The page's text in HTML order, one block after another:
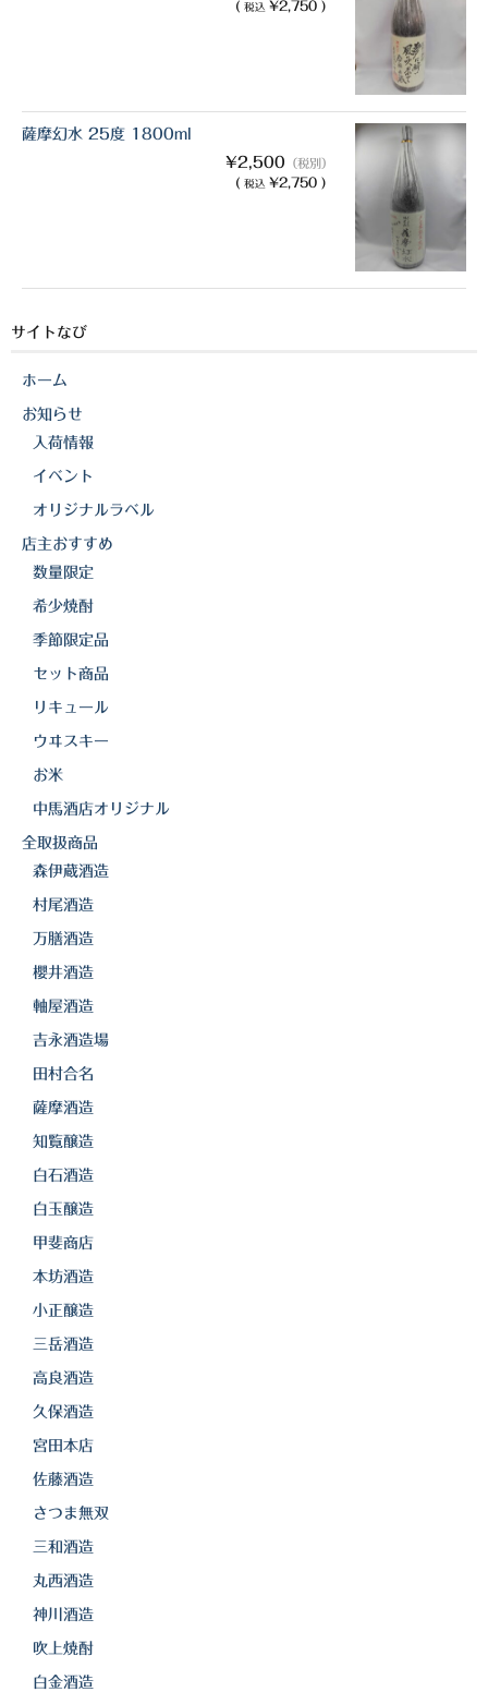
( 税込 ¥2,750 )
薩摩幻水 25度 1800ml
¥2,500 （税別）
( 税込 ¥2,750 )
サイトなび
ホーム
お知らせ
入荷情報
イベント
オリジナルラベル
店主おすすめ
数量限定
希少焼酎
季節限定品
セット商品
リキュール
ウヰスキー
お米
中馬酒店オリジナル
全取扱商品
森伊蔵酒造
村尾酒造
万膳酒造
櫻井酒造
軸屋酒造
吉永酒造場
田村合名
薩摩酒造
知覧醸造
白石酒造
白玉醸造
甲斐商店
本坊酒造
小正醸造
三岳酒造
高良酒造
久保酒造
宮田本店
佐藤酒造
さつま無双
三和酒造
丸西酒造
神川酒造
吹上焼酎
白金酒造